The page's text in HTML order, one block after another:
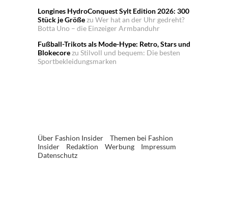
Longines HydroConquest Sylt Edition 2026: 300
Stück je Größezu Wer hat an der Uhr gedreht?
Botta Uno – die Einzeiger Armbanduhr
Fußball-Trikots als Mode-Hype: Retro, Stars und
Blokecorezu Stilvoll und bequem: Die besten
Sportbekleidungsmarken
Über Fashion Insider
Themen bei Fashion
Insider
Redaktion Werbung
Impressum
Datenschutz